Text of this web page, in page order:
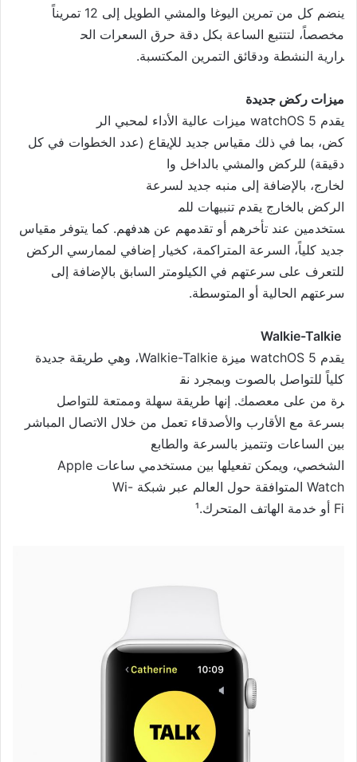
ينضم كل من تمرين اليوغا والمشي الطويل إلى 12 تمريناً
مخصصاً، لتتتبع الساعة بكل دقة حرق السعرات الح
رارية النشطة ودقائق التمرين المكتسبة.
ميزات ركض جديدة
يقدم watchOS 5 ميزات عالية الأداء لمحبي الر
كض، بما في ذلك مقياس جديد للإيقاع (عدد الخطوات في كل
دقيقة) للركض والمشي بالداخل وا
لخارج، بالإضافة إلى منبه جديد لسرعة
الركض بالخارج يقدم تنبيهات للم
ستخدمين عند تأخرهم أو تقدمهم عن هدفهم. كما يتوفر مقياس
جديد كلياً، السرعة المتراكمة، كخيار إضافي لممارسي الركض
للتعرف على سرعتهم في الكيلومتر السابق بالإضافة إلى
سرعتهم الحالية أو المتوسطة.
يقدم watchOS 5 ميزة Walkie-Talkie، وهي طريق
ة جديدة
كلياً للتواصل بالصوت وبمجرد نق
رة من على معصمك. إنها طريقة سهلة وممتعة للتواصل
بسرعة مع الأقارب والأصدقاء تعمل من خلال الاتصال المباشر
بين الساعات وتتميز بالسرعة والطابع
الشخصي، ويمكن تفعيلها بين مستخ
دمي ساعات Apple
Watch المتوافقة حول العالم عبر شبكة Wi-
Fi أو خدمة الهاتف المتحرك.
¹